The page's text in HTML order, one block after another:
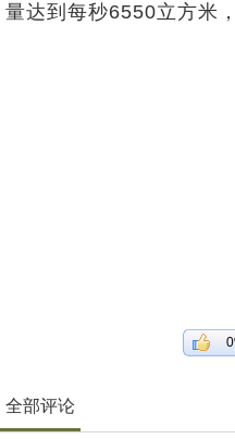
量达到每秒6550立方米
全部评论